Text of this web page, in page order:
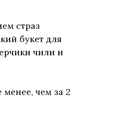
страз
букет для
чили и
чем за 2